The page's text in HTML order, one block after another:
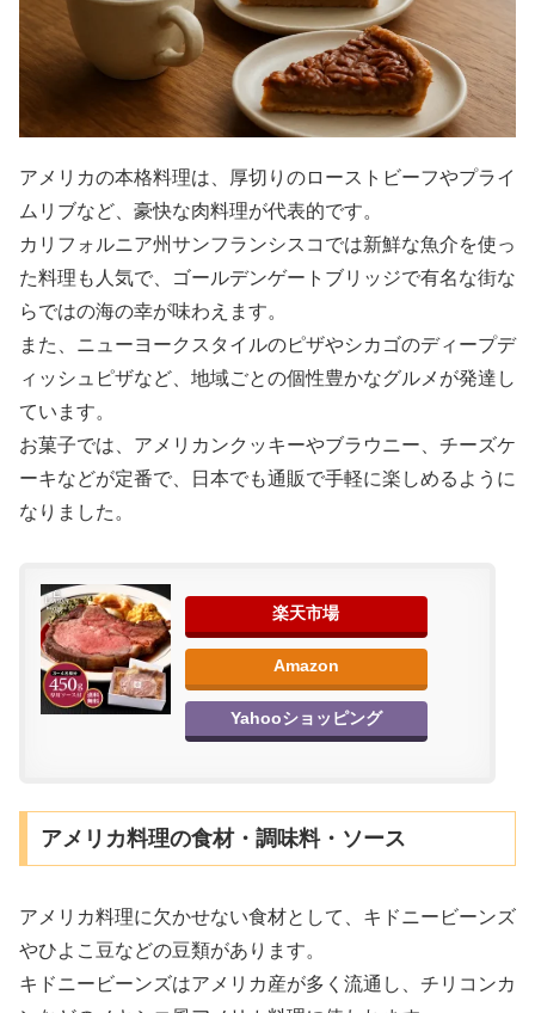
アメリカの本格料理は、厚切りのローストビーフやプライ
ムリブなど、豪快な肉料理が代表的です。
カリフォルニア州サンフランシスコでは新鮮な魚介を使っ
た料理も人気で、ゴールデンゲートブリッジで有名な街な
らではの海の幸が味わえます。
また、ニューヨークスタイルのピザやシカゴのディープデ
ィッシュピザなど、地域ごとの個性豊かなグルメが発達し
ています。
お菓子では、アメリカンクッキーやブラウニー、チーズケ
ーキなどが定番で、日本でも通販で手軽に楽しめるように
なりました。
楽天市場
Amazon
Yahooショッピング
アメリカ料理の食材・調味料・ソース
アメリカ料理に欠かせない食材として、キドニービーンズ
やひよこ豆などの豆類があります。
キドニービーンズはアメリカ産が多く流通し、チリコンカ